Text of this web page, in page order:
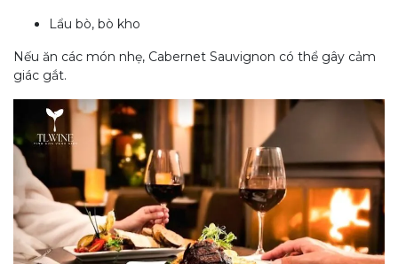
Lẩu bò, bò kho
Nếu ăn các món nhẹ, Cabernet Sauvignon có thể gây cảm
giác gắt.